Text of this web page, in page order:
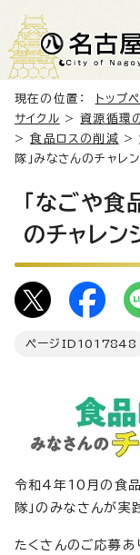
現在の位置： トップ
サイクル >資源循環
>食品ロスの削減 >
隊」みなさんのチャレ
「なごや食
のチャレン
ページID 1017848
令和4年10月の食品
隊」のみなさんが実
たくさんのご応募あ